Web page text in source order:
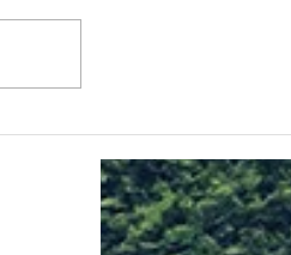
なります。 ■10:00から10:50は通
様向けとなっており、お子様と気
持ちよく汗をかく内容になってい
ます ・体験大歓迎ですので、